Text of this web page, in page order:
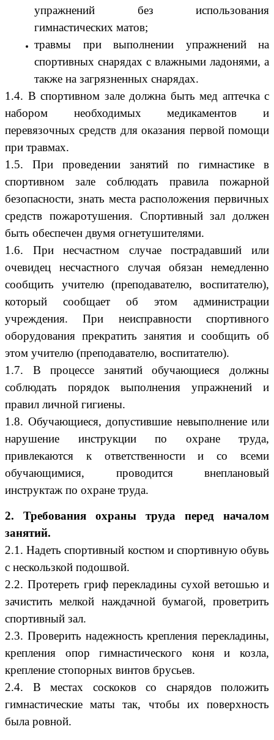
упражнений без использования
гимнастических матов;
травмы при выполнении упражнений на
спортивных снарядах с влажными ладонями, а
также на загрязненных снарядах.
1.4. В спортивном зале должна быть мед аптечка с
набором необходимых медикаментов и
перевязочных средств для оказания первой помощи
при травмах.
1.5. При проведении занятий по гимнастике в
спортивном зале соблюдать правила пожарной
безопасности, знать места расположения первичных
средств пожаротушения. Спортивный зал должен
быть обеспечен двумя огнетушителями.
1.6. При несчастном случае пострадавший или
очевидец несчастного случая обязан немедленно
сообщить учителю (преподавателю, воспитателю),
который сообщает об этом администрации
учреждения. При неисправности спортивного
оборудования прекратить занятия и сообщить об
этом учителю (преподавателю, воспитателю).
1.7. В процессе занятий обучающиеся должны
соблюдать порядок выполнения упражнений и
правил личной гигиены.
1.8. Обучающиеся, допустившие невыполнение или
нарушение инструкции по охране труда,
привлекаются к ответственности и со всеми
обучающимися, проводится внеплановый
инструктаж по охране труда.
2. Требования охраны труда перед началом
занятий.
2.1. Надеть спортивный костюм и спортивную обувь
с нескользкой подошвой.
2.2. Протереть гриф перекладины сухой ветошью и
зачистить мелкой наждачной бумагой, проветрить
спортивный зал.
2.3. Проверить надежность крепления перекладины,
крепления опор гимнастического коня и козла,
крепление стопорных винтов брусьев.
2.4. В местах соскоков со снарядов положить
гимнастические маты так, чтобы их поверхность
была ровной.